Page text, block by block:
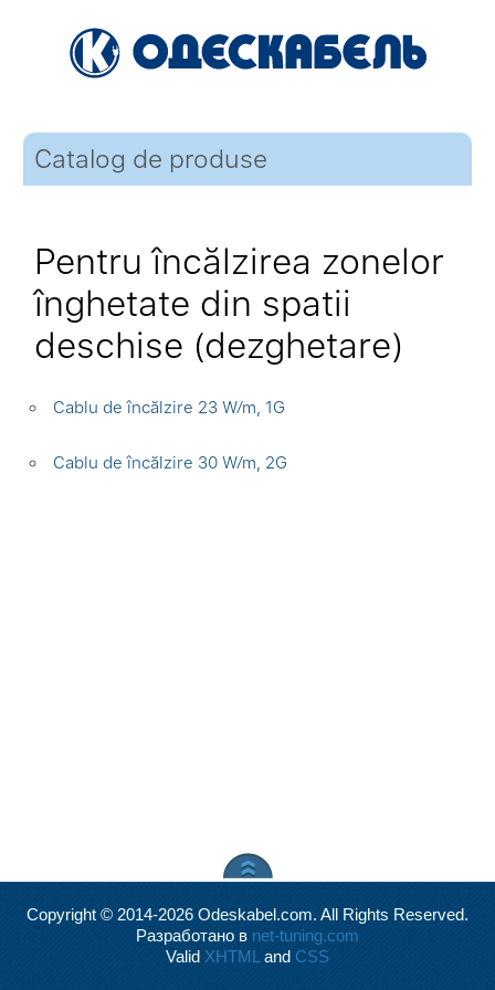
Catalog de produse
Pentru încălzirea zonelor
înghetate din spatii
deschise (dezghetare)
Cablu de încălzire 23 W⁄m, 1G
Cablu de încălzire 30 W⁄m, 2G
Copyright © 2014-2026 Odeskabel.com. All Rights Reserved.
Разработано в net-tuning.com
Valid XHTML and CSS